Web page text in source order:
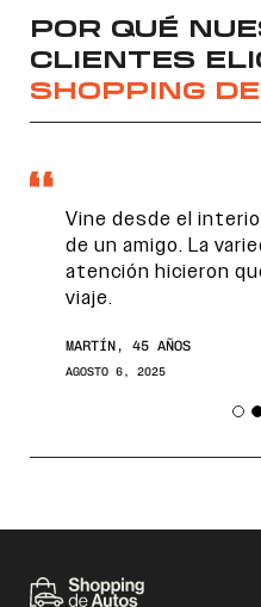
POR QUÉ
CLIENTES
SHOPPING
Vine desde el
de un amigo. La
atención hicieron
viaje.
MARTÍN, 45 AÑOS
AGOSTO 6, 2025